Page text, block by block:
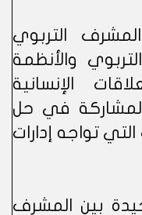
التربوي
والأنظمة
الإنسانية
في حل
تواجه إدارات
بين المشرف